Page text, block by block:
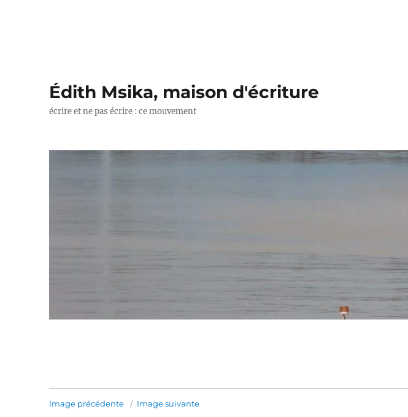
Édith Msika, maison d'écriture
écrire et ne pas écrire : ce mouvement
Image précédente Image suivante